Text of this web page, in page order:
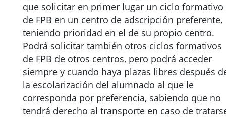
que solicitar en primer lugar un ciclo formativo
de FPB en un centro de adscripción preferente,
teniendo prioridad en el de su propio centro.
Podrá solicitar también otros ciclos formativos
de FPB de otros centros, pero podrá acceder
siempre y cuando haya plazas libres después
la escolarización del alumnado al que le
corresponda por preferencia, sabiendo que no
tendrá derecho al transporte en caso de